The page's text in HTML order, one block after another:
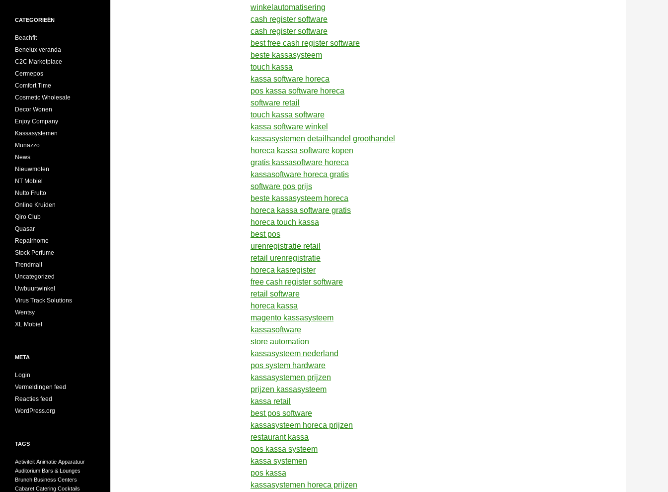
winkelautomatisering
cash register software
cash register software
best free cash register software
beste kassasysteem
touch kassa
kassa software horeca
pos kassa software horeca
software retail
touch kassa software
kassa software winkel
kassasystemen detailhandel groothandel
horeca kassa software kopen
gratis kassasoftware horeca
kassasoftware horeca gratis
software pos prijs
beste kassasysteem horeca
horeca kassa software gratis
horeca touch kassa
best pos
urenregistratie retail
retail urenregistratie
horeca kasregister
free cash register software
retail software
horeca kassa
magento kassasysteem
kassasoftware
store automation
kassasysteem nederland
pos system hardware
kassasystemen prijzen
prijzen kassasysteem
kassa retail
best pos software
kassasysteem horeca prijzen
restaurant kassa
pos kassa systeem
kassa systemen
pos kassa
kassasystemen horeca prijzen
CATEGORIEËN
Beachfit
Benelux veranda
C2C Marketplace
Cermepos
Comfort Time
Cosmetic Wholesale
Decor Wonen
Enjoy Company
Kassasystemen
Munazzo
News
Nieuwmolen
NT Mobiel
Nutto Frutto
Online Kruiden
Qiro Club
Quasar
Repairhome
Stock Perfume
Trendmall
Uncategorized
Uwbuurtwinkel
Virus Track Solutions
Wentsy
XL Mobiel
META
Login
Vermeldingen feed
Reacties feed
WordPress.org
TAGS
Activiteit Animatie Apparatuur
Auditorium Bars & Lounges
Brunch Business Centers
Cabaret Catering Cocktails